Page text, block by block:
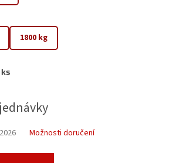
1800 kg
Možnosti doručení